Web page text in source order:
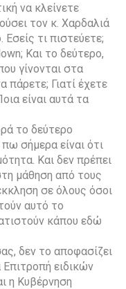
να κλείνετε
τον κ. Χαρδαλιά
Εσείς τι πιστεύετε;
Και το δεύτερο,
γίνονται στα
πάρετε; Γιατί έχετε
είναι αυτά τα
το δεύτερο
σήμερα είναι ότι
Και δεν πρέπει
μάθηση από τους
σε όλους όσοι
αυτό το
κάπου εδώ
δεν το αποφασίζει
ειδικών
η Κυβέρνηση